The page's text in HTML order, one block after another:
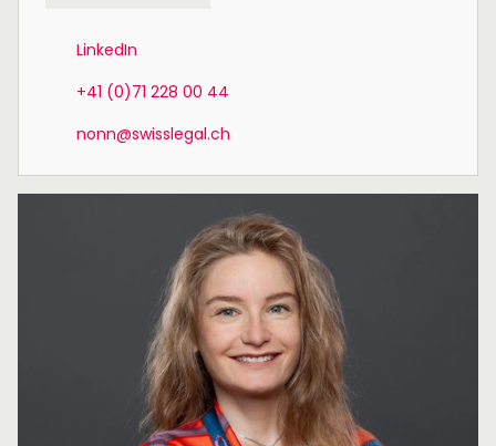
LinkedIn
+41 (0)71 228 00 44
nonn@swisslegal.ch